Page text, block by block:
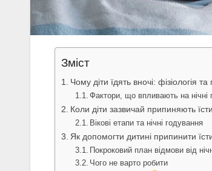
Зміст
Чому діти їдять вночі: фізіологія
Фактори, що впливають на нічні
Коли діти зазвичай припиняють
Вікові етапи та нічні годування
Як допомогти дитині припинити
Покроковий план відмови від
Чого не варто робити